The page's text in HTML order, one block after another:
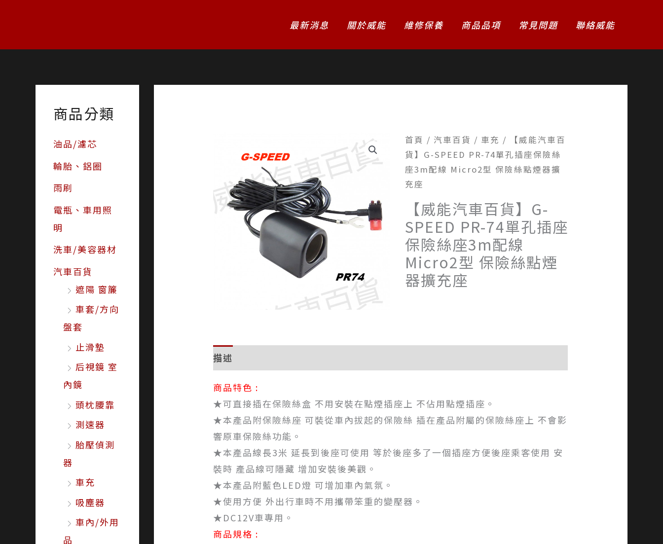
最新消息 關於威能 維修保養 商品品項 常見問題 聯絡威能
商品分類
油品/濾芯
輪胎、鋁圈
雨刷
電瓶、車用照
明
洗車/美容器材
汽車百貨
遮陽 窗簾
車套/方向
盤套
止滑墊
后視鏡 室
內鏡
頭枕腰靠
測速器
胎壓偵測
器
車充
吸塵器
車內/外用
品
首頁 / 汽車百貨 / 車充 / 【威能汽車百
貨】G-SPEED PR-74單孔插座保險絲
座3m配線 Micro2型 保險絲點煙器擴
充座
【威能汽車百貨】G-
SPEED PR-74單孔插座
保險絲座3m配線
Micro2型 保險絲點煙
器擴充座
描述
商品特色 :
★可直接插在保險絲盒 不用安裝在點煙插座上 不佔用點煙插座。
★本產品附保險絲座 可裝從車內拔起的保險絲 插在產品附屬的保險絲座上 不會影
響原車保險絲功能。
★本產品線長3米 延長到後座可使用 等於後座多了一個插座方便後座乘客使用 安
裝時 產品線可隱藏 增加安裝後美觀。
★本產品附藍色LED燈 可增加車內氣氛。
★使用方便 外出行車時不用攜帶笨重的變壓器。
★DC12V車專用。
商品規格 :